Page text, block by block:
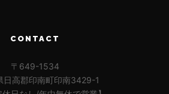
CONTACT
〒649-1534
日高郡印南町印南3429-1